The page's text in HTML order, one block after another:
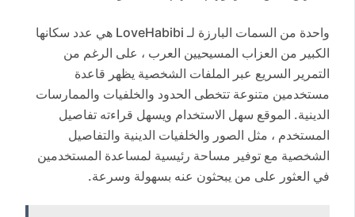
واحدة من السمات البارزة لـ LoveHabibi هي عدد سكانها
الكبير من العزاب المسيحيين العرب ، على الرغم من
التمرير السريع عبر الملفات الشخصية يظهر قاعدة
مستخدمين متنوعة تتخطى الحدود والخلفيات والممارسات
الدينية. الموقع سهل الاستخدام ويسهل قراءته تفاصيل
المستخدم ، مثل الصور والخلفيات الدينية والتفاصيل
الشخصية مع توفير مساحة رئيسية لمساعدة المستخدمين
في العثور على من يبحثون عنه بسهولة وسرعة.